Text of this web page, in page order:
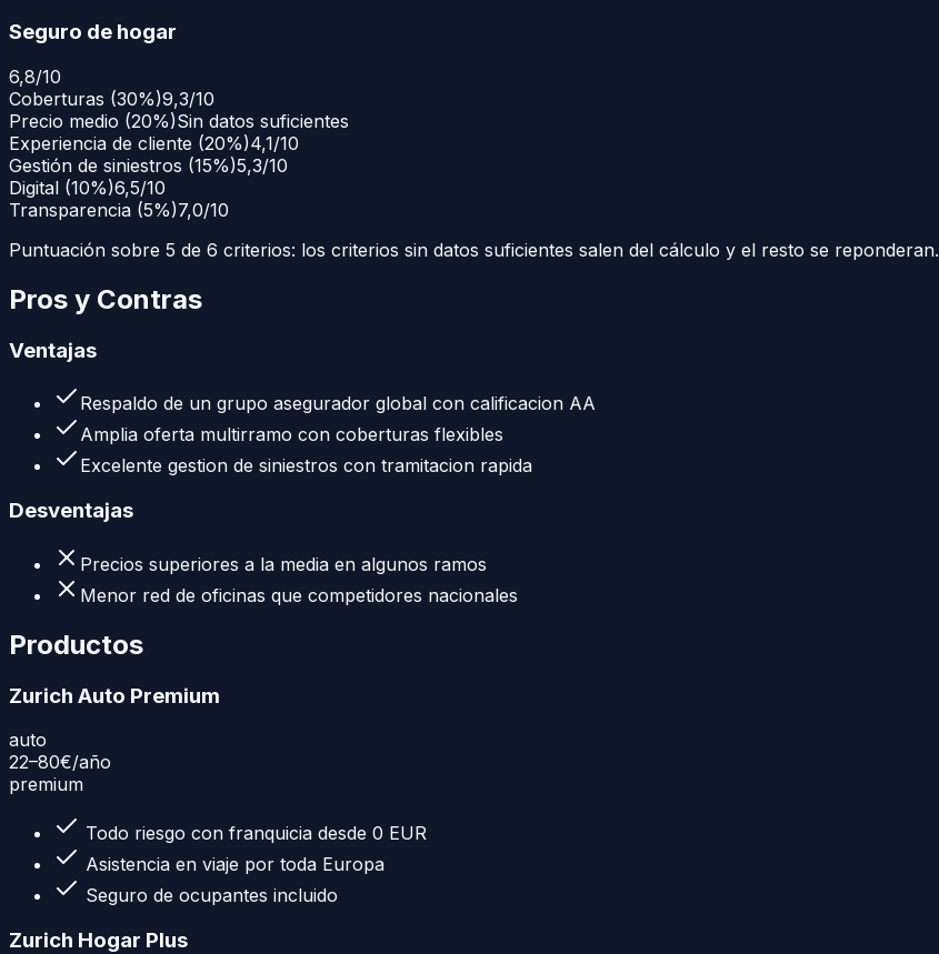
Seguro de hogar
6,8/10
Coberturas (30%)9,3/10
Precio medio (20%)Sin datos suficientes
Experiencia de cliente (20%)4,1/10
Gestión de siniestros (15%)5,3/10
Digital (10%)6,5/10
Transparencia (5%)7,0/10
Puntuación sobre 5 de 6 criterios: los criterios sin datos suficientes salen del cálculo y el resto se reponderan.
Pros y Contras
Ventajas
Respaldo de un grupo asegurador global con calificacion AA
Amplia oferta multirramo con coberturas flexibles
Excelente gestion de siniestros con tramitacion rapida
Desventajas
Precios superiores a la media en algunos ramos
Menor red de oficinas que competidores nacionales
Productos
Zurich Auto Premium
auto
22–80€/año
premium
Todo riesgo con franquicia desde 0 EUR
Asistencia en viaje por toda Europa
Seguro de ocupantes incluido
Zurich Hogar Plus